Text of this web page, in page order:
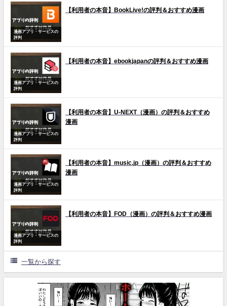
漫画アプリ・サービスの
評判
【利用者の本音】BookLive!の評判＆おすすめ漫画
漫画アプリ・サービスの
評判
【利用者の本音】ebookjapanの評判＆おすすめ漫画
漫画アプリ・サービスの
評判
【利用者の本音】U-NEXT（漫画）の評判＆おすすめ
漫画
漫画アプリ・サービスの
評判
【利用者の本音】music.jp（漫画）の評判＆おすすめ
漫画
漫画アプリ・サービスの
評判
【利用者の本音】FOD（漫画）の評判＆おすすめ漫画
一覧から探す